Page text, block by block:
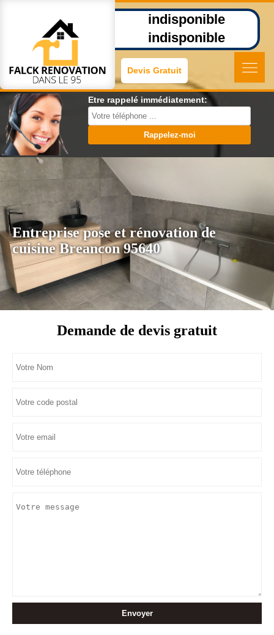
indisponible
indisponible
Devis Gratuit
Etre rappelé immédiatement:
Entreprise pose et rénovation de
cuisine Breancon 95640
Demande de devis gratuit